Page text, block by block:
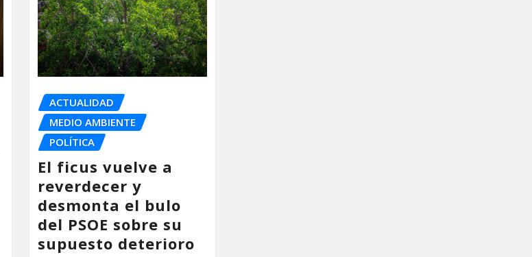
ACTUALIDAD
MEDIO AMBIENTE
POLÍTICA
El ficus vuelve a
reverdecer y
desmonta el bulo
del PSOE sobre su
supuesto deterioro